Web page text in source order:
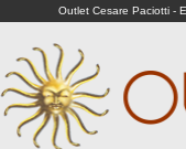
Outlet Cesare Paciotti -